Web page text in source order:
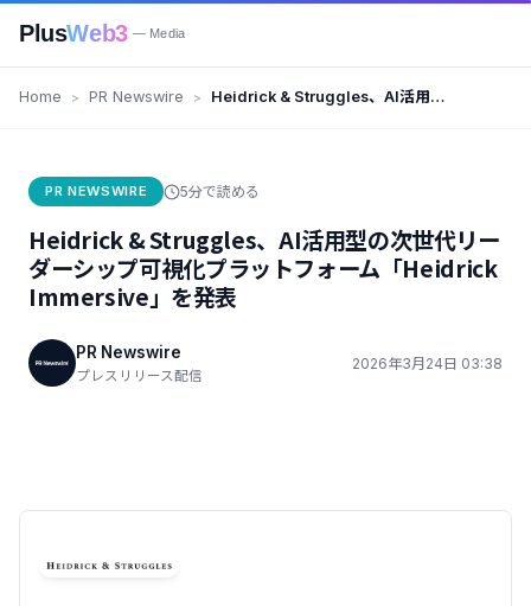
PlusWeb3 — Media
Home PR Newswire
Heidrick & Struggles、AI活用型
PR NEWSWIRE 5分で読める
Heidrick & Struggles、AI活用型の次世代リー
ダーシップ可視化プラットフォーム「Heidrick
Immersive」を発表
PR Newswire
プレスリリース配信
2026年3月24日 03:38